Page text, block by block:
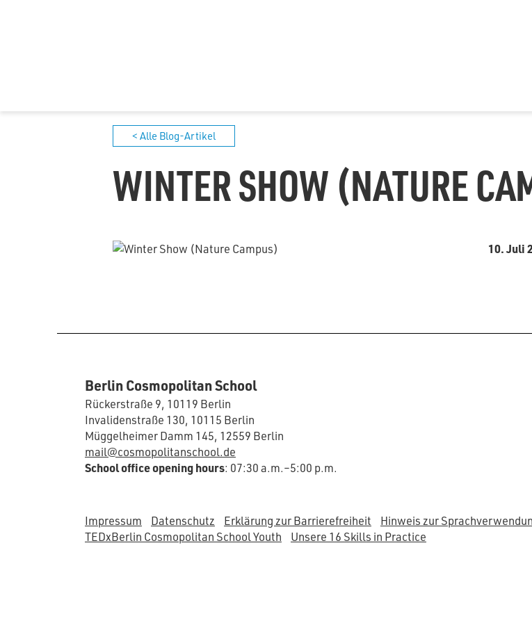
< Alle Blog-Artikel
WINTER SHOW (NATURE
10. Juli
Berlin Cosmopolitan School
Rückerstraße 9, 10119 Berlin
Invalidenstraße 130, 10115 Berlin
Müggelheimer Damm 145, 12559 Berlin
mail@cosmopolitanschool.de
School office opening hours: 07:30 a.m.–5:00 p.m.
Impressum Datenschutz Erklärung zur Barrierefreiheit Hinweis zur
TEDxBerlin Cosmopolitan School Youth
Unsere 16 Skills in Practice